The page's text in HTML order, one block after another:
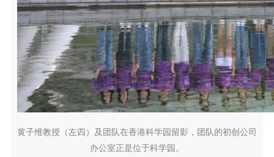
黄子维教授（左四）及团队在香港科学园留影，团队的初创公司
办公室正是位于科学园。